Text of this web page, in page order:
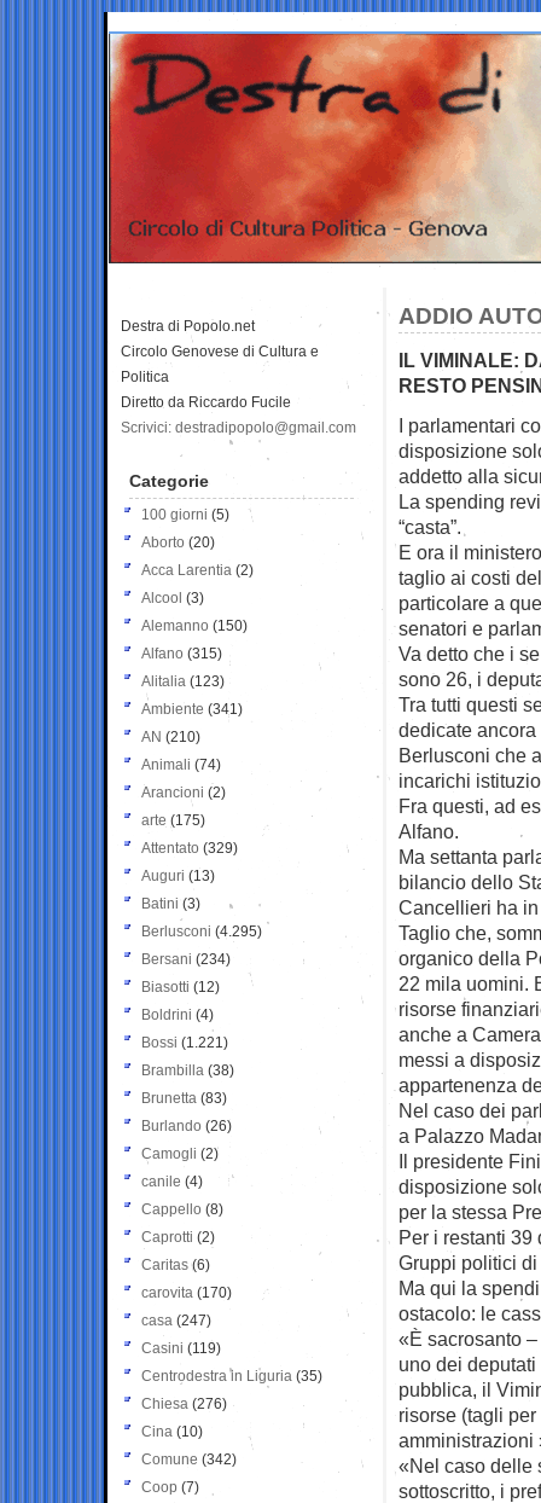
ADDIO
IL VIMINALE:
RESTO
I parlamentari
disposizione
addetto alla
La spending
“casta”.
E ora il
taglio ai costi
particolare a
senatori e
Va detto che i
sono 26, i
Tra tutti questi
dedicate
Berlusconi che
incarichi
Fra questi, ad
Alfano.
Ma settanta
bilancio dello
Cancellieri ha
Taglio che,
organico della
22 mila uomini.
risorse
anche a
messi a
appartenenza
Nel caso dei
a Palazzo
Il presidente
disposizione
per la stessa
Per i restanti 39
Gruppi politici
Ma qui la
ostacolo: le
«È sacrosanto
uno dei
pubblica, il
risorse (tagli
amministrazioni
«Nel caso delle
sottoscritto, i
Destra di Popolo.net
Circolo Genovese di Cultura e
Politica
Diretto da Riccardo Fucile
Scrivici: destradipopolo@gmail.com
Categorie
100 giorni (5)
Aborto (20)
Acca Larentia (2)
Alcool (3)
Alemanno (150)
Alfano (315)
Alitalia (123)
Ambiente (341)
AN (210)
Animali (74)
Arancioni (2)
arte (175)
Attentato (329)
Auguri (13)
Batini (3)
Berlusconi (4.295)
Bersani (234)
Biasotti (12)
Boldrini (4)
Bossi (1.221)
Brambilla (38)
Brunetta (83)
Burlando (26)
Camogli (2)
canile (4)
Cappello (8)
Caprotti (2)
Caritas (6)
carovita (170)
casa (247)
Casini (119)
Centrodestra in Liguria (35)
Chiesa (276)
Cina (10)
Comune (342)
Coop (7)